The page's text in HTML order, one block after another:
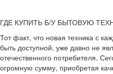
ГДЕ КУПИТЬ Б/У БЫТОВУЮ
Тот факт, что новая техника с
быть доступной, уже давно не
отечественного потребителя.
огромную сумму, приобретая